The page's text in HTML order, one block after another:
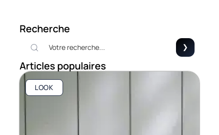
Recherche
Articles populaires
LOOK